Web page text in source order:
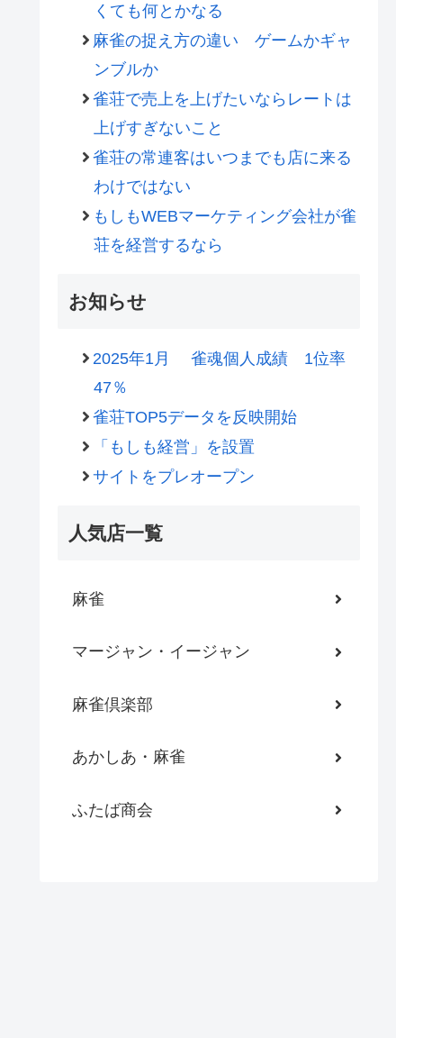
くても何とかなる
麻雀の捉え方の違い ゲームかギャ
ンブルか
雀荘で売上を上げたいならレートは
上げすぎないこと
雀荘の常連客はいつまでも店に来る
わけではない
もしもWEBマーケティング会社が雀
荘を経営するなら
お知らせ
2025年1月 雀魂個人成績 1位率
47％
雀荘TOP5データを反映開始
「もしも経営」を設置
サイトをプレオープン
人気店一覧
麻雀
マージャン・イージャン
麻雀倶楽部
あかしあ・麻雀
ふたば商会